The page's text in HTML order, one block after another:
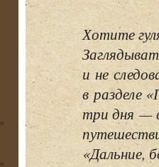
Хотите
и не
в разделе
три дня —
«Дальние,